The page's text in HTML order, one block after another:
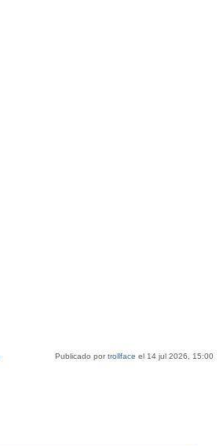
Publicado portrollface el 14 jul 2026, 15:00